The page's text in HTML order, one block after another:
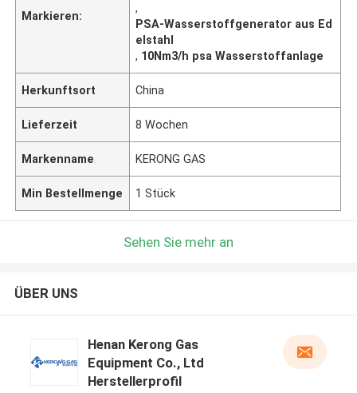
Markieren:
,
PSA-Wasserstoffgenerator aus Ed
elstahl
, 10Nm3/h psa Wasserstoffanlage
Herkunftsort China
Lieferzeit 8 Wochen
Markenname KERONG GAS
Min Bestellmenge 1 Stück
Sehen Sie mehr an
ÜBER UNS
Henan Kerong Gas
Equipment Co., Ltd
Herstellerprofil